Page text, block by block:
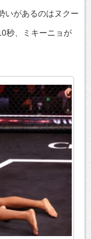
いがあるのはヌクー
秒、ミキーニョが